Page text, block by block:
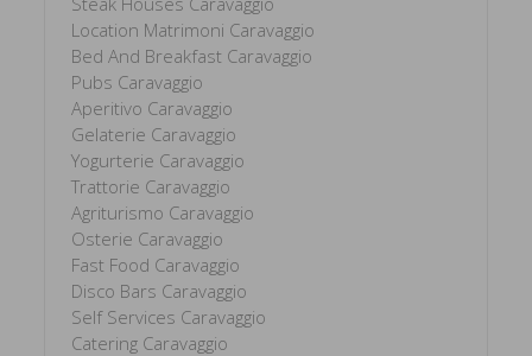
Location Matrimoni Caravaggio
Bed And Breakfast Caravaggio
Pubs Caravaggio
Aperitivo Caravaggio
Gelaterie Caravaggio
Yogurterie Caravaggio
Trattorie Caravaggio
Agriturismo Caravaggio
Osterie Caravaggio
Fast Food Caravaggio
Disco Bars Caravaggio
Self Services Caravaggio
Catering Caravaggio